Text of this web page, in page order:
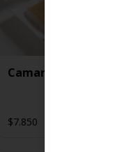
Camarón Mandarín
$7.850